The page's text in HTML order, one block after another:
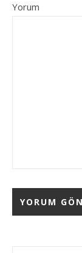
Yorum